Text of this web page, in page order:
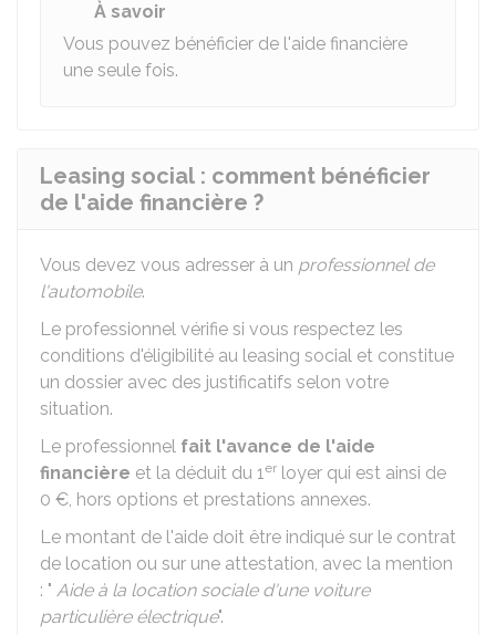
À savoir
Vous pouvez bénéficier de l'aide financière
une seule fois.
Leasing social : comment bénéficier
de l'aide financière ?
Vous devez vous adresser à un professionnel de
l'automobile.
Le professionnel vérifie si vous respectez les
conditions d'éligibilité au leasing social et constitue
un dossier avec des justificatifs selon votre
situation.
Le professionnel fait l'avance de l'aide
financière et la déduit du 1er loyer qui est ainsi de
0 €, hors options et prestations annexes.
Le montant de l'aide doit être indiqué sur le contrat
de location ou sur une attestation, avec la mention
: " Aide à la location sociale d'une voiture
particulière électrique".